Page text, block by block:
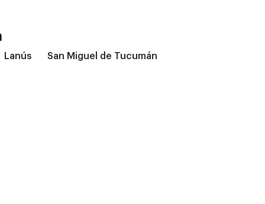
Lanús San Miguel de Tucumán